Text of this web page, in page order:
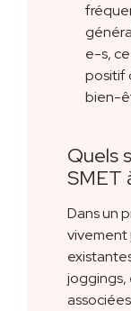
e-s,
positif
bien-
Quels
SMET
Dans un
vivement
joggings,